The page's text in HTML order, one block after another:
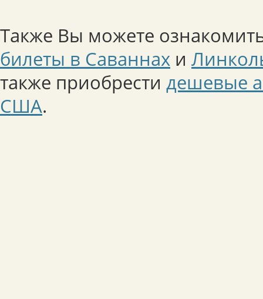
Также Вы можете
билеты в Саваннах и
также приобрести дешевые
США.